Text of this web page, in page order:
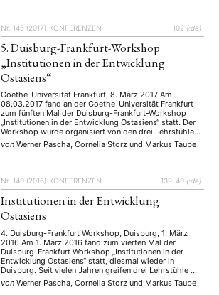
Nr. 145 (2017) KONFERENZEN 102 {:de}
5. Duisburg-Frankfurt-Workshop
„Institutionen in der Entwicklung
Ostasiens“
Goethe-Universität Frankfurt, 8. März 2017 Am
08.03.2017 fand an der Goethe-Universität Frankfurt
zum fünften Mal der Duisburg-Frankfurt-Workshop
„Institutionen in der Entwicklung Ostasiens“ statt. Der
Workshop wurde organisiert von den drei Lehrstühlen
Institutionen- und Innovationsökonomik, insb.
Japan/Ostasien (Prof. Dr. C. Storz, Goethe-Universität
Ostasienwirtschaft/China (Prof. Dr. …
von Werner Pascha, Cornelia Storzund Markus Taube
Nr. 140 (2016) KONFERENZEN 139–40 {:de}
Institutionen in der Entwicklung
Ostasiens
4. Duisburg-Frankfurt Workshop, Duisburg, 1. März
2016 Am 1. März 2016 fand zum vierten Mal der
Duisburg-Frankfurt Workshop „Institutionen in der
Entwicklung Ostasiens“ statt, diesmal wieder in
Duisburg. Seit vielen Jahren greifen drei Lehrstühle mit
kongruenten Forschungsansätzen diese Fragen im
Rahmen einer Workshopreihe auf: die Professuren für
von Werner Pascha, Cornelia Storzund Markus Taube